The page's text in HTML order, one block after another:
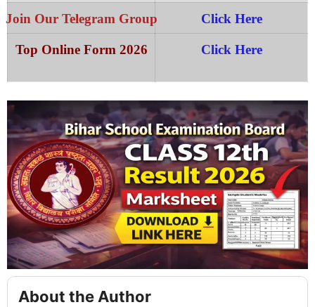
Join Our Telegram Group Click Here
Top Online Form 2026 Click Here
About the Author